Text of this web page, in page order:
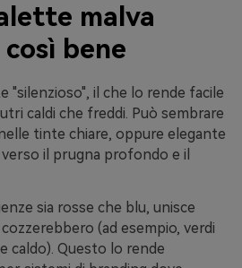
malva
bene
"silenzioso", il che lo rende facile
caldi che freddi. Può sembrare
tinte chiare, oppure elegante
il prugna profondo e il
sia rosse che blu, unisce
(ad esempio, verdi
caldo). Questo lo rende